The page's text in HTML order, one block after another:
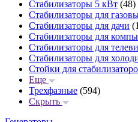
Стабилизаторы 5 кВт (48)
Стабилизаторы для
Стабилизаторы для дачи
Стабилизаторы для
Стабилизаторы для
Стабилизаторы для
Стойки для
Еще
Трехфазные (594)
Скрыть